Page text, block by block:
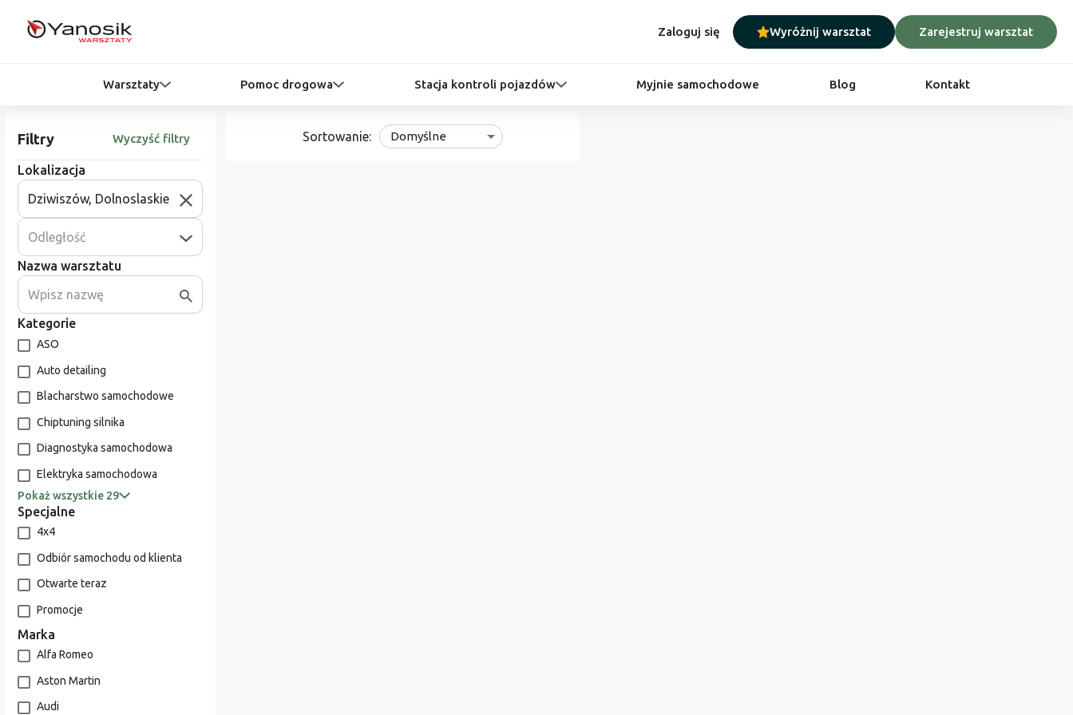
Zaloguj się Wyróżnij warsztat Zarejestruj warsztat
Warsztaty Pomoc drogowa Stacja kontroli pojazdów Myjnie samochodowe Blog Kontakt
Filtry Wyczyść filtry
Lokalizacja
Odległość
Nazwa warsztatu
Kategorie
ASO
Auto detailing
Blacharstwo samochodowe
Chiptuning silnika
Diagnostyka samochodowa
Elektryka samochodowa
Pokaż wszystkie 29
Specjalne
4x4
Odbiór samochodu od klienta
Otwarte teraz
Promocje
Marka
Alfa Romeo
Aston Martin
Audi
Sortowanie: Domyślne